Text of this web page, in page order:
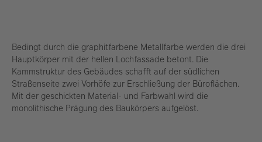
Bedingt durch die graphitfarbene Metallfarbe werden die drei
Hauptkörper mit der hellen Lochfassade betont. Die
Kammstruktur des Gebäudes schafft auf der südlichen
Straßenseite zwei Vorhöfe zur Erschließung der Büroflächen.
Mit der geschickten Material- und Farbwahl wird die
monolithische Prägung des Baukörpers aufgelöst.